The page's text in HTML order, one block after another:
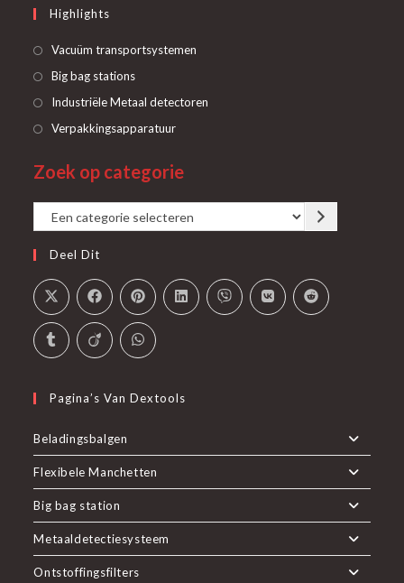
Highlights
Vacuüm transportsystemen
Big bag stationsOpent
in
Industriële Metaal detectoren
VerpakkingsapparatuurOpent
een
tab
Zoek op categorie
Een
categorie
selecteren
Deel Dit
Pagina’s Van Dextools
Beladingsbalgen
Flexibele Manchetten
Big bag station
Metaaldetectiesysteem
Ontstoffingsfilters